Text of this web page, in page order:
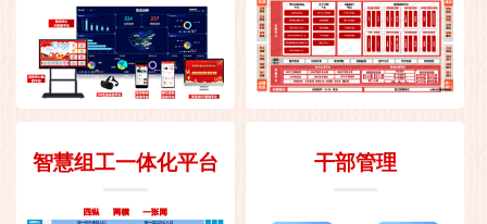
智慧组工一体化平台 干部管理